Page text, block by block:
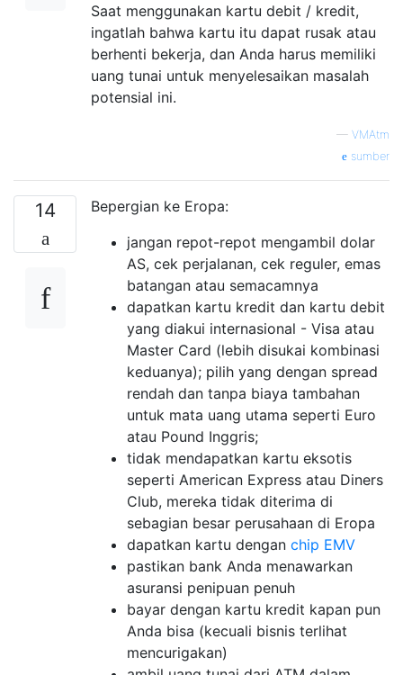
Saat menggunakan kartu debit / kredit,
ingatlah bahwa kartu itu dapat rusak atau
berhenti bekerja, dan Anda harus memiliki
uang tunai untuk menyelesaikan masalah
potensial ini.
— VMAtm
sumber
14
Bepergian ke Eropa:
jangan repot-repot mengambil dolar
AS, cek perjalanan, cek reguler, emas
batangan atau semacamnya
dapatkan kartu kredit dan kartu debit
yang diakui internasional - Visa atau
Master Card (lebih disukai kombinasi
keduanya); pilih yang dengan spread
rendah dan tanpa biaya tambahan
untuk mata uang utama seperti Euro
atau Pound Inggris;
tidak mendapatkan kartu eksotis
seperti American Express atau Diners
Club, mereka tidak diterima di
sebagian besar perusahaan di Eropa
dapatkan kartu dengan chip EMV
pastikan bank Anda menawarkan
asuransi penipuan penuh
bayar dengan kartu kredit kapan pun
Anda bisa (kecuali bisnis terlihat
mencurigakan)